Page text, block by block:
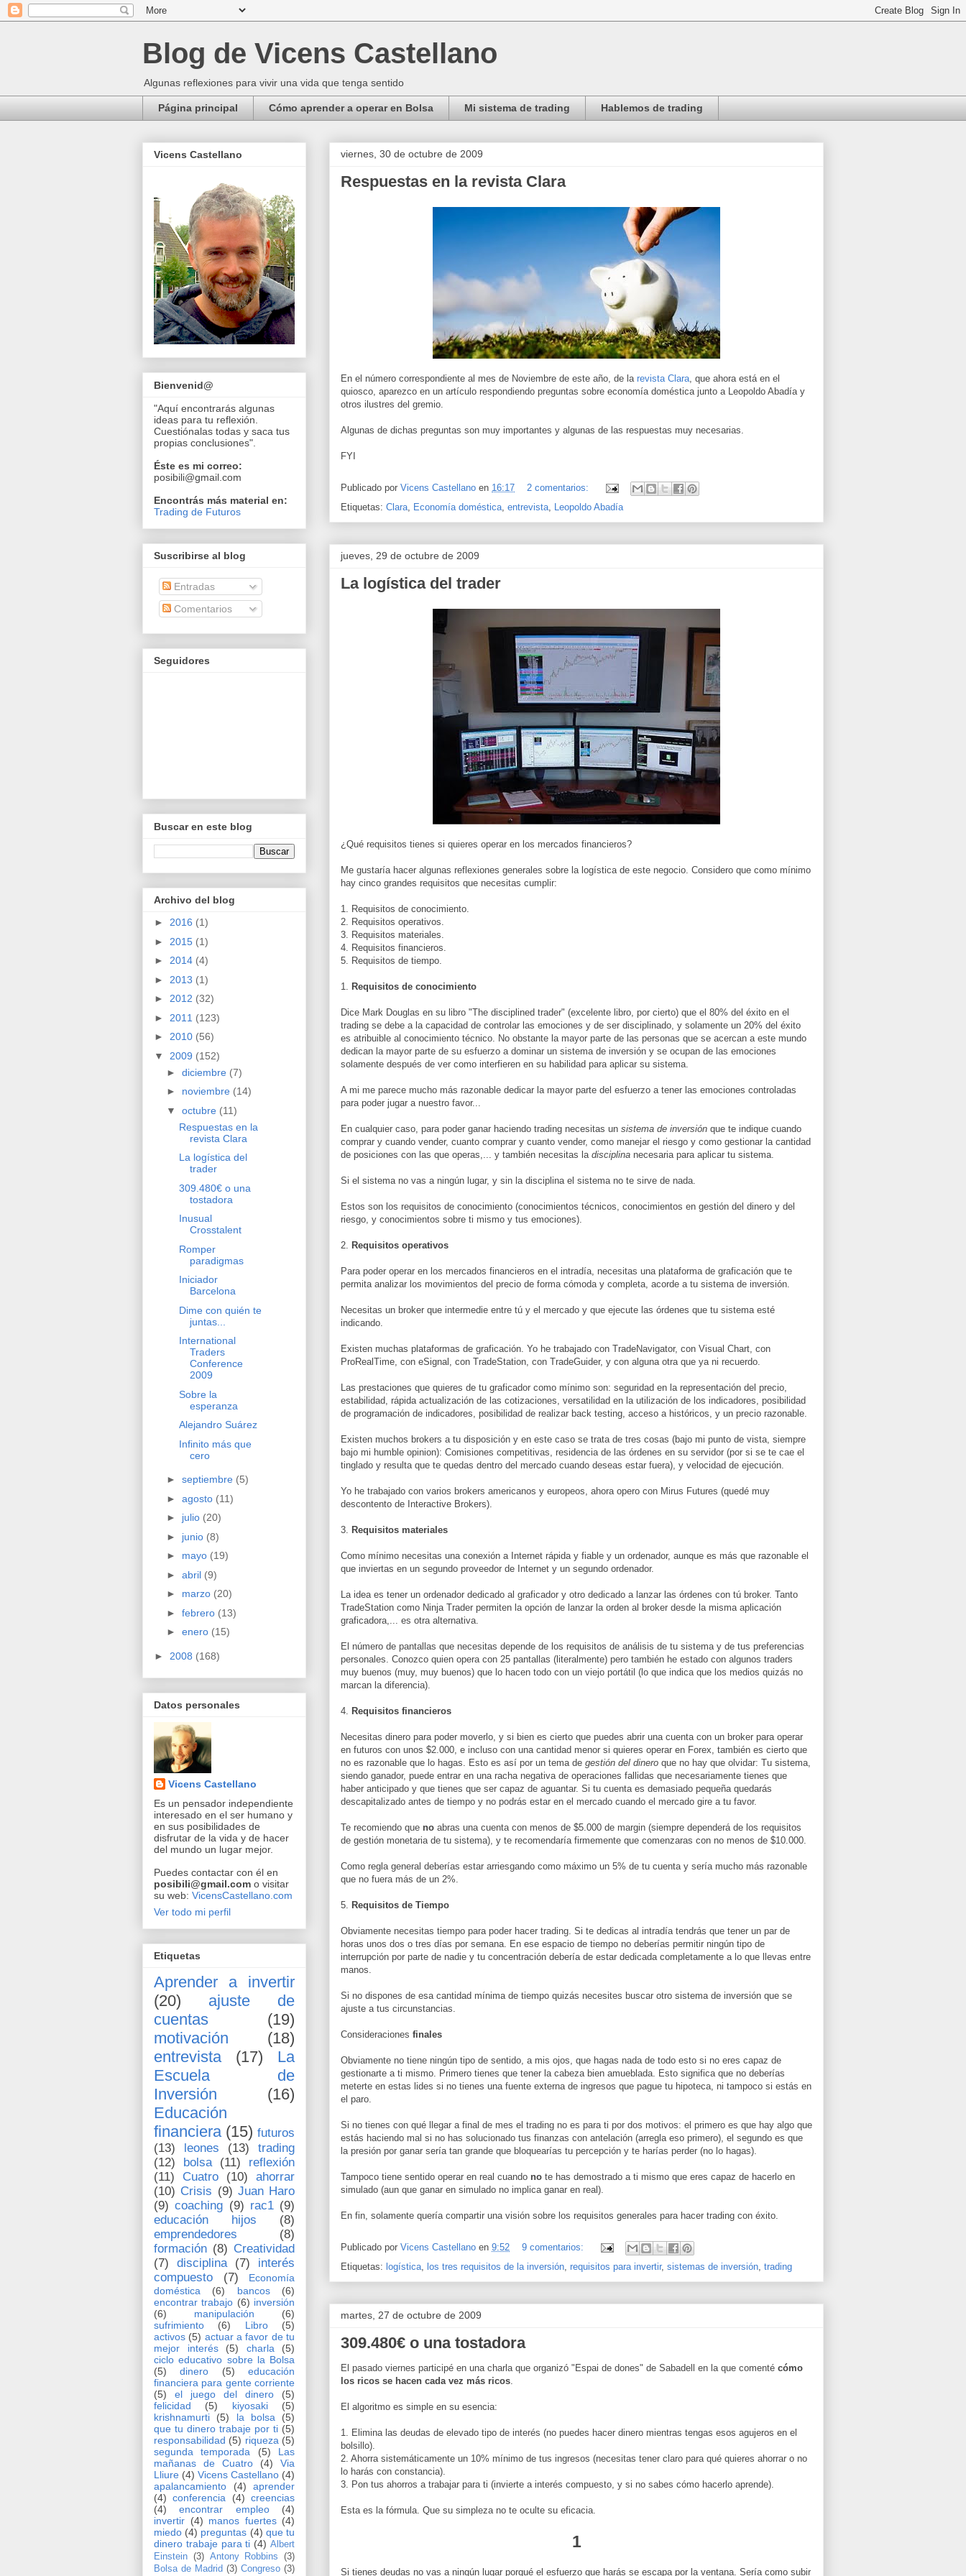
Blog de Vicens Castellano
Algunas reflexiones para vivir una vida que tenga sentido
Página principal Cómo aprender a operar en Bolsa Mi sistema de trading Hablemos de trading
viernes, 30 de octubre de 2009
Respuestas en la revista Clara
En el número correspondiente al mes de Noviembre de este año, de la revista Clara , que ahora está en el
quiosco, aparezco en un artículo respondiendo preguntas sobre economía doméstica junto a Leopoldo Abadía y
otros ilustres del gremio.
Algunas de dichas preguntas son muy importantes y algunas de las respuestas muy necesarias.
FYI
Publicado por Vicens Castellano en 16:17
2 comentarios:
Etiquetas: Clara Economía doméstica entrevista Leopoldo Abadía
jueves, 29 de octubre de 2009
La logística del trader
¿Qué requisitos tienes si quieres operar en los mercados financieros?
Me gustaría hacer algunas reflexiones generales sobre la logística de este negocio. Considero que como mínimo
hay cinco grandes requisitos que necesitas cumplir:
1. Requisitos de conocimiento.
2. Requisitos operativos.
3. Requisitos materiales.
4. Requisitos financieros.
5. Requisitos de tiempo.
1. Requisitos de conocimiento
Dice Mark Douglas en su libro "The disciplined trader" (excelente libro, por cierto) que el 80% del éxito en el
trading se debe a la capacidad de controlar las emociones y de ser disciplinado, y solamente un 20% del éxito
es atribuible al conocimiento técnico. No obstante la mayor parte de las personas que se acercan a este mundo
dedican la mayor parte de su esfuerzo a dominar un sistema de inversión y se ocupan de las emociones
solamente después de ver como interfieren en su habilidad para aplicar su sistema.
A mi me parece mucho más razonable dedicar la mayor parte del esfuerzo a tener las emociones controladas
para poder jugar a nuestro favor...
En cualquier caso, para poder ganar haciendo trading necesitas un sistema de inversión que te indique cuando
comprar y cuando vender, cuanto comprar y cuanto vender, como manejar el riesgo y como gestionar la cantidad
de posiciones con las que operas,... y también necesitas la disciplina necesaria para aplicar tu sistema.
Si el sistema no vas a ningún lugar, y sin la disciplina el sistema no te sirve de nada.
Estos son los requisitos de conocimiento (conocimientos técnicos, conocimientos en gestión del dinero y del
riesgo, y conocimientos sobre ti mismo y tus emociones).
2. Requisitos operativos
Para poder operar en los mercados financieros en el intradía, necesitas una plataforma de graficación que te
permita analizar los movimientos del precio de forma cómoda y completa, acorde a tu sistema de inversión.
Necesitas un broker que intermedie entre tú y el mercado y que ejecute las órdenes que tu sistema esté
indicando.
Existen muchas plataformas de graficación. Yo he trabajado con TradeNavigator, con Visual Chart, con
ProRealTime, con eSignal, con TradeStation, con TradeGuider, y con alguna otra que ya ni recuerdo.
Las prestaciones que quieres de tu graficador como mínimo son: seguridad en la representación del precio,
estabilidad, rápida actualización de las cotizaciones, versatilidad en la utilización de los indicadores, posibilidad
de programación de indicadores, posibilidad de realizar back testing, acceso a históricos, y un precio razonable.
Existen muchos brokers a tu disposición y en este caso se trata de tres cosas (bajo mi punto de vista, siempre
bajo mi humble opinion): Comisiones competitivas, residencia de las órdenes en su servidor (por si se te cae el
tinglado y resulta que te quedas dentro del mercado cuando deseas estar fuera), y velocidad de ejecución.
Yo he trabajado con varios brokers americanos y europeos, ahora opero con Mirus Futures (quedé muy
descontento de Interactive Brokers).
3. Requisitos materiales
Como mínimo necesitas una conexión a Internet rápida y fiable y un ordenador, aunque es más que razonable el
que inviertas en un segundo proveedor de Internet y un segundo ordenador.
La idea es tener un ordenador dedicado al graficador y otro dedicado a lanzar las órdenes con tú broker. Tanto
TradeStation como Ninja Trader permiten la opción de lanzar la orden al broker desde la misma aplicación
graficadora,... es otra alternativa.
El número de pantallas que necesitas depende de los requisitos de análisis de tu sistema y de tus preferencias
personales. Conozco quien opera con 25 pantallas (literalmente) pero también he estado con algunos traders
muy buenos (muy, muy buenos) que lo hacen todo con un viejo portátil (lo que indica que los medios quizás no
marcan la diferencia).
4. Requisitos financieros
Necesitas dinero para poder moverlo, y si bien es cierto que puedes abrir una cuenta con un broker para operar
en futuros con unos $2.000, e incluso con una cantidad menor si quieres operar en Forex, también es cierto que
no es razonable que lo hagas. Esto es así por un tema de gestión del dinero que no hay que olvidar: Tu sistema,
siendo ganador, puede entrar en una racha negativa de operaciones fallidas que necesariamente tienes que
haber anticipado y que tienes que ser capaz de aguantar. Si tu cuenta es demasiado pequeña quedarás
descapitalizado antes de tiempo y no podrás estar en el mercado cuando el mercado gire a tu favor.
Te recomiendo que no abras una cuenta con menos de $5.000 de margin (siempre dependerá de los requisitos
de gestión monetaria de tu sistema), y te recomendaría firmemente que comenzaras con no menos de $10.000.
Como regla general deberías estar arriesgando como máximo un 5% de tu cuenta y sería mucho más razonable
que no fuera más de un 2%.
5. Requisitos de Tiempo
Obviamente necesitas tiempo para poder hacer trading. Si te dedicas al intradía tendrás que tener un par de
horas unos dos o tres días por semana. En ese espacio de tiempo no deberías permitir ningún tipo de
interrupción por parte de nadie y tu concentración debería de estar dedicada completamente a lo que llevas entre
manos.
Si no dispones de esa cantidad mínima de tiempo quizás necesites buscar otro sistema de inversión que se
ajuste a tus circunstancias.
Consideraciones finales
Obviamente no tiene ningún tipo de sentido, a mis ojos, que hagas nada de todo esto si no eres capaz de
gestionarte a ti mismo. Primero tienes que tener la cabeza bien amueblada. Esto significa que no deberías
meterte en estas lides si no tienes una fuente externa de ingresos que pague tu hipoteca, ni tampoco si estás en
el paro.
Si no tienes con qué llegar a final de mes el trading no es para ti por dos motivos: el primero es que hay algo que
estás haciendo mal si no has solucionado tus finanzas con antelación (arregla eso primero), el segundo es que
la presión por ganar sería tan grande que bloquearías tu percepción y te harías perder (no lo hagas).
Tampoco tiene sentido operar en real cuando no te has demostrado a ti mismo que eres capaz de hacerlo en
simulado (aun que ganar en simulado no implica ganar en real).
En fin, solamente quería compartir una visión sobre los requisitos generales para hacer trading con éxito.
Publicado por Vicens Castellano en 9:52
9 comentarios:
Etiquetas: logística los tres requisitos de la inversión requisitos para invertir, sistemas de inversión trading
martes, 27 de octubre de 2009
309.480€ o una tostadora
El pasado viernes participé en una charla que organizó "Espai de dones" de Sabadell en la que comenté cómo
los ricos se hacen cada vez más ricos
El algoritmo es simple en su esencia:
1. Elimina las deudas de elevado tipo de interés (no puedes hacer dinero mientras tengas esos agujeros en el
bolsillo).
2. Ahorra sistemáticamente un 10% mínimo de tus ingresos (necesitas tener claro para qué quieres ahorrar o no
lo harás con constancia).
3. Pon tus ahorros a trabajar para ti (invierte a interés compuesto, y si no sabes cómo hacerlo aprende).
Esta es la fórmula. Que su simpleza no te oculte su eficacia.
1
Si tienes deudas no vas a ningún lugar porqué el esfuerzo que harás se escapa por la ventana. Sería como subir
Vicens Castellano
Bienvenid@
"Aquí encontrarás algunas
ideas para tu reflexión.
Cuestiónalas todas y saca tus
propias conclusiones".
Éste es mi correo:
posibili@gmail.com
Encontrás más material en:
Trading de Futuros
Suscribirse al blog
Entradas
Comentarios
Seguidores
Buscar en este blog
Archivo del blog
► 2016 (1)
► 2015 (1)
► 2014 (4)
► 2013 (1)
► 2012 (32)
► 2011 (123)
► 2010 (56)
▼ 2009 (152)
► diciembre (7)
► noviembre (14)
▼ octubre (11)
Respuestas en la
revista Clara
La logística del
trader
309.480€ o una
tostadora
Inusual
Crosstalent
Romper
paradigmas
Iniciador
Barcelona
Dime con quién te
juntas...
International
Traders
Conference
2009
Sobre la
esperanza
Alejandro Suárez
Infinito más que
cero
► septiembre (5)
► agosto (11)
► julio (20)
► junio (8)
► mayo (19)
► abril (9)
► marzo (20)
► febrero (13)
► enero (15)
► 2008 (168)
Datos personales
Vicens Castellano
Es un pensador independiente
interesado en el ser humano y
en sus posibilidades de
disfrutar de la vida y de hacer
del mundo un lugar mejor.
Puedes contactar con él en
posibili@gmail.com o visitar
su web: VicensCastellano.com
Ver todo mi perfil
Etiquetas
Aprender a invertir
(20)
ajuste de
cuentas
(19)
motivación
(18)
entrevista
(17)
La
Escuela de
Inversión
(16)
Educación
financiera (15) futuros
(13)
leones (13)
trading
(12)
bolsa (11)
reflexión
(11)
Cuatro (10)
ahorrar
(10) Crisis (9) Juan Haro
(9) coaching (9) rac1 (9)
educación hijos
(8)
emprendedores
(8)
formación (8) Creatividad
(7)
disciplina (7)
interés
compuesto
(7)
Economía
doméstica
(6) bancos
(6)
encontrar trabajo (6) inversión
(6)
manipulación
(6)
sufrimiento
(6) Libro
(5)
activos (5) actuar a favor de tu
mejor interés
(5) charla
(5)
ciclo educativo sobre la Bolsa
(5)
dinero (5)
educación
financiera para gente corriente
(5)
el juego del dinero
(5)
felicidad
(5) kiyosaki
(5)
krishnamurti
(5) la bolsa
(5)
que tu dinero trabaje por ti (5)
responsabilidad (5) riqueza (5)
segunda temporada
(5)
Las
mañanas de Cuatro
(4)
Via
Lliure (4) Vicens Castellano (4)
apalancamiento
(4)
aprender
(4) conferencia (4) creencias
(4)
encontrar empleo
(4)
invertir (4) manos fuertes (4)
miedo (4) preguntas (4) que tu
dinero trabaje para ti (4) Albert
Einstein (3) Antony Robbins
(3)
Bolsa de Madrid (3) Congreso (3)